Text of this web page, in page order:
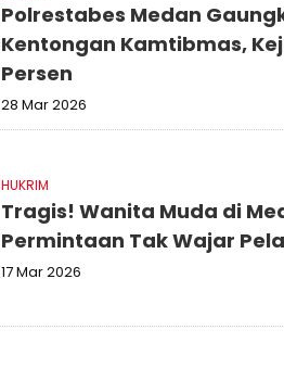
Polrestabes Medan
Kentongan Kamtibmas,
Persen
28 Mar 2026
HUKRIM
Tragis! Wanita Muda di
Permintaan Tak Wajar
17 Mar 2026